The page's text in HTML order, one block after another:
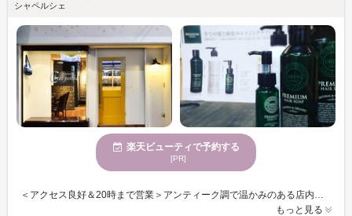
シャペルシェ
楽天ビューティで予約する
[PR]
もっと見る